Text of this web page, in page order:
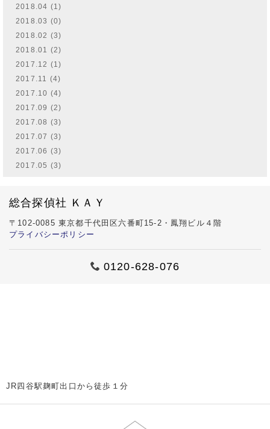
2018.04 (1)
2018.03 (0)
2018.02 (3)
2018.01 (2)
2017.12 (1)
2017.11 (4)
2017.10 (4)
2017.09 (2)
2017.08 (3)
2017.07 (3)
2017.06 (3)
2017.05 (3)
総合探偵社 ＫＡＹ
〒102-0085 東京都千代田区六番町15-2・鳳翔ビル４階
プライバシーポリシー
0120-628-076
JR四谷駅麹町出口から徒歩１分